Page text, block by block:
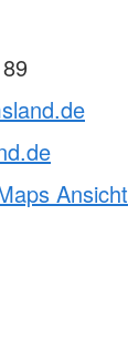
Ansicht